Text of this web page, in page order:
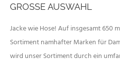
GROSSE AUSWAHL
Jacke wie Hose! Auf insgesamt 650
Sortiment namhafter Marken für
wird unser Sortiment durch ein